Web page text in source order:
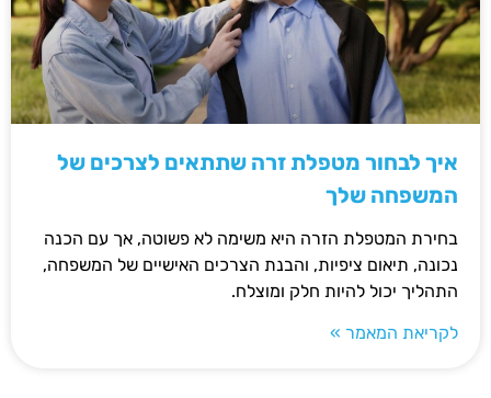
איך לבחור מטפלת זרה שתתאים לצרכים של
המשפחה שלך
בחירת המטפלת הזרה היא משימה לא פשוטה, אך עם הכנה
נכונה, תיאום ציפיות, והבנת הצרכים האישיים של המשפחה,
התהליך יכול להיות חלק ומוצלח.
לקריאת המאמר »